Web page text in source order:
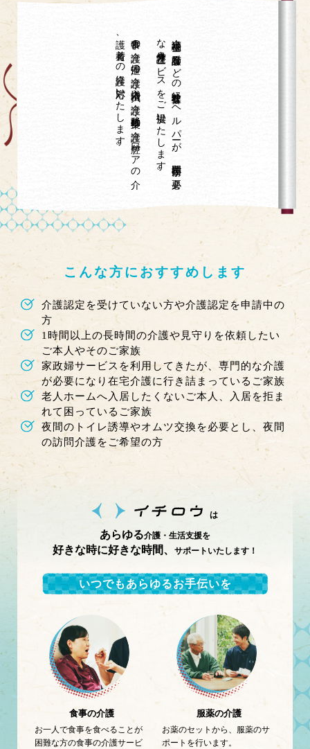
介護福祉士や
看護師な
ど
の
経験豊富な
ヘ
ル
パ
ーが
、
専門技術が
必要
な
身体介護サ
ービ
ス
を
ご
提供い
た
し
ま
す
。
食事の
介護、
排泄の
介護、
入浴・清拭の
介護、
移動・移乗の
介護、
口腔ケ
ア
の
介
護、
着替え
の
介護に
対応い
た
し
ま
す
。
こんな方におすすめします
介護認定を受けていない方や介護認定を申請中の
方
1時間以上の長時間の介護や見守りを依頼したい
ご本人やそのご家族
家政婦サービスを利用してきたが、専門的な介護
が必要になり在宅介護に行き詰まっているご家族
老人ホームへ入居したくないご本人、入居を拒ま
れて困っているご家族
夜間のトイレ誘導やオムツ交換を必要とし、夜間
の訪問介護をご希望の方
は
あらゆる介護・生活支援を
好きな時に好きな時間、 サポートいたします！
いつでもあらゆるお手伝いを
食事の介護
お一人で食事を食べることが
困難な方の食事の介護サービ
服薬の介護
お薬のセットから、服薬のサ
ポートを行います。